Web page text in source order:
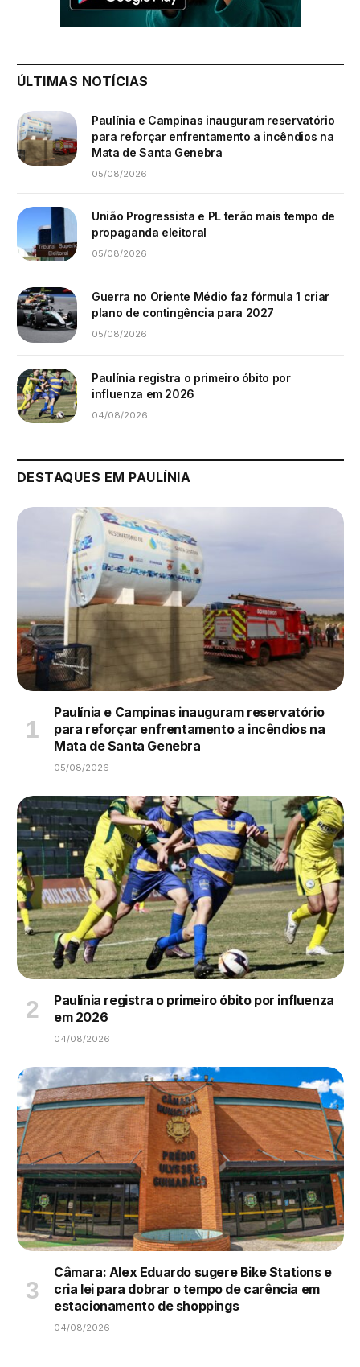
ÚLTIMAS NOTÍCIAS
Paulínia e Campinas inauguram reservatório
para reforçar enfrentamento a incêndios na
Mata de Santa Genebra
05/08/2026
União Progressista e PL terão mais tempo de
propaganda eleitoral
05/08/2026
Guerra no Oriente Médio faz fórmula 1 criar
plano de contingência para 2027
05/08/2026
Paulínia registra o primeiro óbito por
influenza em 2026
04/08/2026
DESTAQUES EM PAULÍNIA
Paulínia e Campinas inauguram reservatório
para reforçar enfrentamento a incêndios na
Mata de Santa Genebra
05/08/2026
Paulínia registra o primeiro óbito por influenza
em 2026
04/08/2026
Câmara: Alex Eduardo sugere Bike Stations e
cria lei para dobrar o tempo de carência em
estacionamento de shoppings
04/08/2026